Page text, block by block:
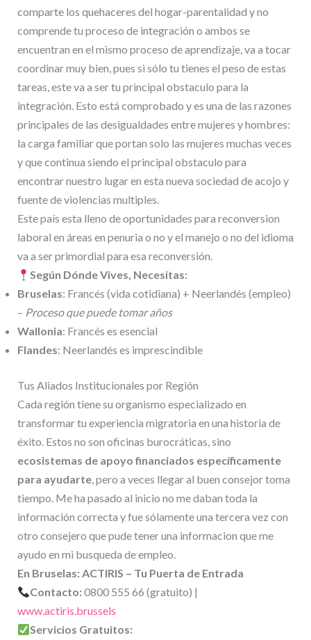
comparte los quehaceres del hogar-parentalidad y no
comprende tu proceso de integración o ambos se
encuentran en el mismo proceso de aprendizaje, va a tocar
coordinar muy bien, pues si sólo tu tienes el peso de estas
tareas, este va a ser tu principal obstaculo para la
integración. Esto está comprobado y es una de las razones
principales de las desigualdades entre mujeres y hombres:
la carga familiar que portan solo las mujeres muchas veces
y que continua siendo el principal obstaculo para
encontrar nuestro lugar en esta nueva sociedad de acojo y
fuente de violencias multiples.
Este país esta lleno de oportunidades para reconversion
laboral en áreas en penuria o no y el manejo o no del idioma
va a ser primordial para esa reconversión.
Según Dónde Vives, Necesitas:
Bruselas: Francés (vida cotidiana) + Neerlandés (empleo)
– Proceso que puede tomar años
Wallonia: Francés es esencial
Flandes: Neerlandés es imprescindible
Tus Aliados Institucionales por Región
Cada región tiene su organismo especializado en
transformar tu experiencia migratoria en una historia de
éxito. Estos no son oficinas burocráticas, sino
ecosistemas de apoyo financiados específicamente
para ayudarte, pero a veces llegar al buen consejor toma
tiempo. Me ha pasado al inicio no me daban toda la
información correcta y fue sólamente una tercera vez con
otro consejero que pude tener una informacion que me
ayudo en mi busqueda de empleo.
En Bruselas: ACTIRIS – Tu Puerta de Entrada
Contacto: 0800 555 66 (gratuito) |
www.actiris.brussels
Servicios Gratuitos: